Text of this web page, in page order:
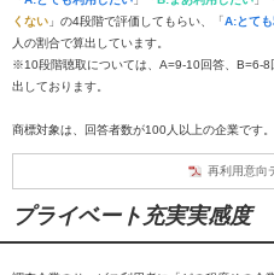
くない 」の4段階で評価してもらい、「A:とて
人の割合で算出しています。
※10段階聴取については、A=9-10回答、B=6-
出しております。
商標対象は、回答者数が100人以上の企業です。
再利用意向
プライベート充実実感度